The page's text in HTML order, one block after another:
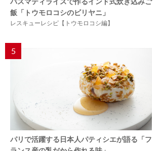
飯「トウモロコシのビリヤニ」
レスキューレシピ【トウモロコシ編】
5
パリで活躍する日本人パティシエが語る「フ